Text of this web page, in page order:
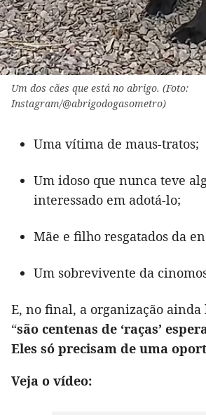
Um dos cães que está no abrigo. (Foto:
Instagram/@abrigodogasometro)
Uma vítima de maus-tratos;
Um idoso que nunca teve
interessado em adotá-lo;
Mãe e filho resgatados da
Um sobrevivente da
E, no final, a organização ainda
“são centenas de ‘raças’
Eles só precisam de uma
Veja o vídeo: